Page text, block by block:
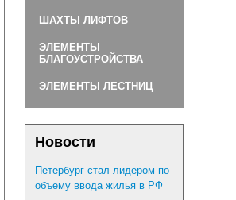
ШАХТЫ ЛИФТОВ
ЭЛЕМЕНТЫ
БЛАГОУСТРОЙСТВА
ЭЛЕМЕНТЫ ЛЕСТНИЦ
Новости
Петербург стал лидером по
объему ввода жилья в РФ